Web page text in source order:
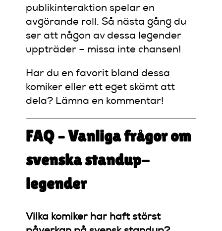
publikinteraktion spelar en
avgörande roll. Så nästa gång du
ser att någon av dessa legender
uppträder – missa inte chansen!
Har du en favorit bland dessa
komiker eller ett eget skämt att
dela? Lämna en kommentar!
FAQ – Vanliga frågor om
svenska standup-
legender
Vilka komiker har haft störst